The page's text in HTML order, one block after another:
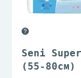
Seni
(55-80см)